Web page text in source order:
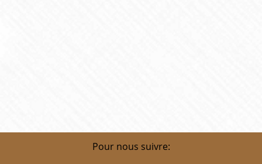
Pour nous suivre: